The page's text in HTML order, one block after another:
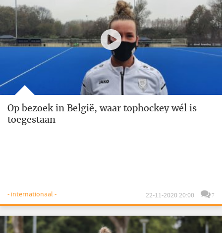
Op bezoek in België, waar tophockey wél is
toegestaan
- internationaal - 22-11-2020 20:00 7